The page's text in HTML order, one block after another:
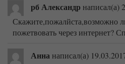
рб Александр написал(а)
Скажите,пожалйста,возможно
пожетвовать через интернет?
Аннанаписал(а)